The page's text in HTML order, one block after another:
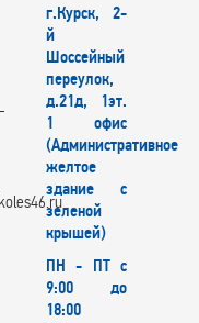
г.Курск, 2-
й
Шоссейный
переулок,
д.21д, 1эт.
1 офис
(Административное
желтое
здание с
зеленой
крышей)
ПН - ПТ с
9:00 до
18:00